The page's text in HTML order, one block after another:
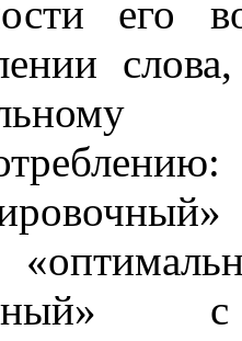
его
с